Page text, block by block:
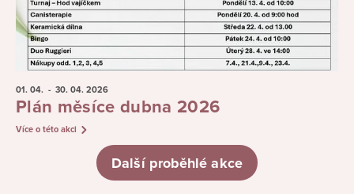
01. 04. - 30. 04. 2026
Plán měsíce dubna 2026
Více o této akci
Další proběhlé akce